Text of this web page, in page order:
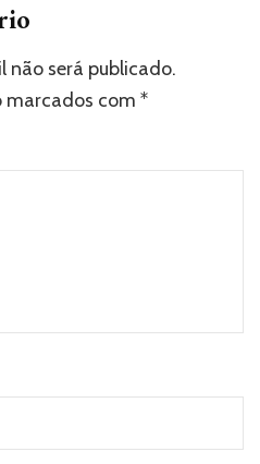
não será publicado.
marcados com *